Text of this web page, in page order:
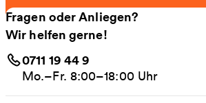
Fragen oder Anliegen?
Wir helfen gerne!
0711 19 44 9
Mo.–Fr. 8:00–18:00 Uhr